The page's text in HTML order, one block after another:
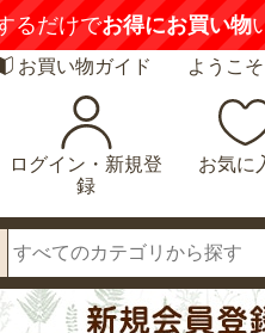
にお買い物いただけます
お買い物ガイド ようこそ
ログイン・新規登
録
お気に